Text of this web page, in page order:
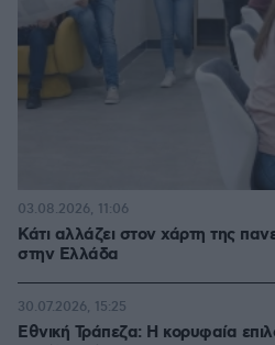
Κάτι αλλάζει στον χάρτη της
στην Ελλάδα
03.08.2026, 11:06
Εθνική Τράπεζα: Η κορυφαία
30.07.2026, 15:25